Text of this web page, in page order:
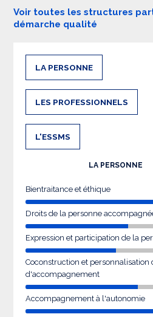
Voir toutes les structures
démarche qualité
LA PERSONNE
LES PROFESSIONNELS
L'ESSMS
LA PERSONNE
Bientraitance et éthique
Droits de la personne
Expression et participation de la
Coconstruction et personnalisation
d'accompagnement
Accompagnement à l'autonomie